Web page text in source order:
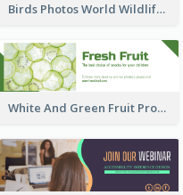
Birds Photos World Wildlife Day Email Header
White And Green Fruit Promotion Email Header